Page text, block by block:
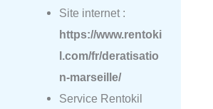
Site internet :
https://www.rentoki
l.com/fr/deratisatio
n-marseille/
Service Rentokil